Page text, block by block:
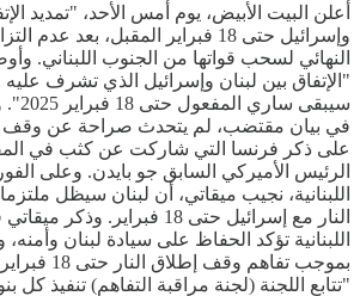
أعلن البيت الأبيض، يوم أمس الأحد، "تمديد
وإسرائيل حتى 18 فبراير المقبل، بعد
النهائي لسحب قواتها من الجنوب اللبناني.
"الإتفاق بين لبنان وإسرائيل الذي تشرف عليه
في بيان مقتضب، لم يتحدث صراحة عن وقف
على ذكر فرنسا التي شاركت عن كثب في
الرئيس الأميركي السابق جو بايدن. وعلى
اللبنانية، نجيب ميقاتي، أن لبنان سيظل
النار مع إسرائيل حتى 18
اللبنانية تؤكد الحفاظ على سيادة لبنان
بموجب تفاهم
"تتابع اللجنة (لجنة مراقبة التفاهم) تنفيذ كل